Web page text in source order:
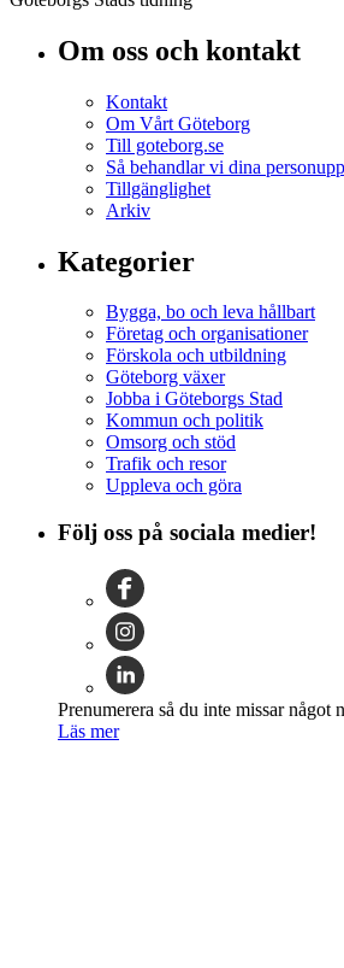
Om oss och kontakt
Kontakt
Om Vårt Göteborg
Till goteborg.se
Så behandlar vi dina
Tillgänglighet
Arkiv
Kategorier
Bygga, bo och leva hållbart
Företag och organisationer
Förskola och utbildning
Göteborg växer
Jobba i Göteborgs Stad
Kommun och politik
Omsorg och stöd
Trafik och resor
Uppleva och göra
Följ oss på sociala medier!
Prenumerera så du inte missar något
Läs mer